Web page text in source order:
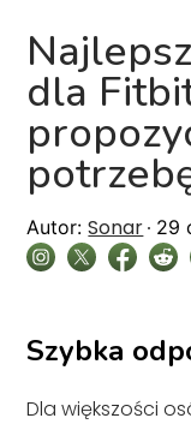
dla
Autor: Sonar 29
Szybka
Dla większości